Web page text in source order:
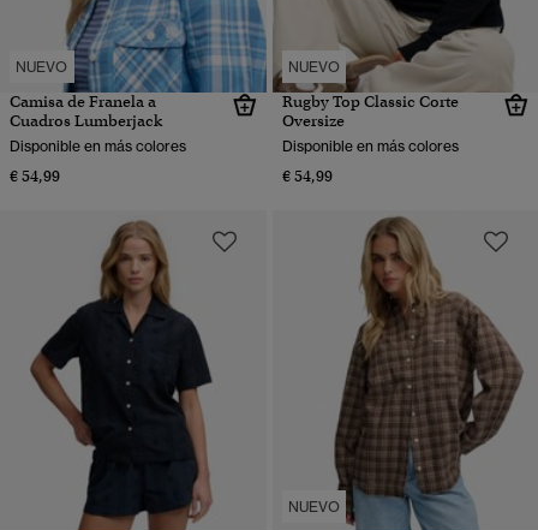
NUEVO
Camisa de Franela a
Cuadros Lumberjack
Disponible en más colores
€ 54,99
NUEVO
Rugby Top Classic Corte
Oversize
Disponible en más colores
€ 54,99
NUEVO